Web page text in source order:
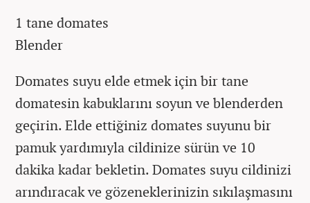
1 tane domates
Blender
Domates suyu elde etmek için bir tane
domatesin kabuklarını soyun ve blenderden
geçirin. Elde ettiğiniz domates suyunu bir
pamuk yardımıyla cildinize sürün ve 10
dakika kadar bekletin. Domates suyu cildinizi
arındıracak ve gözeneklerinizin sıkılaşmasını